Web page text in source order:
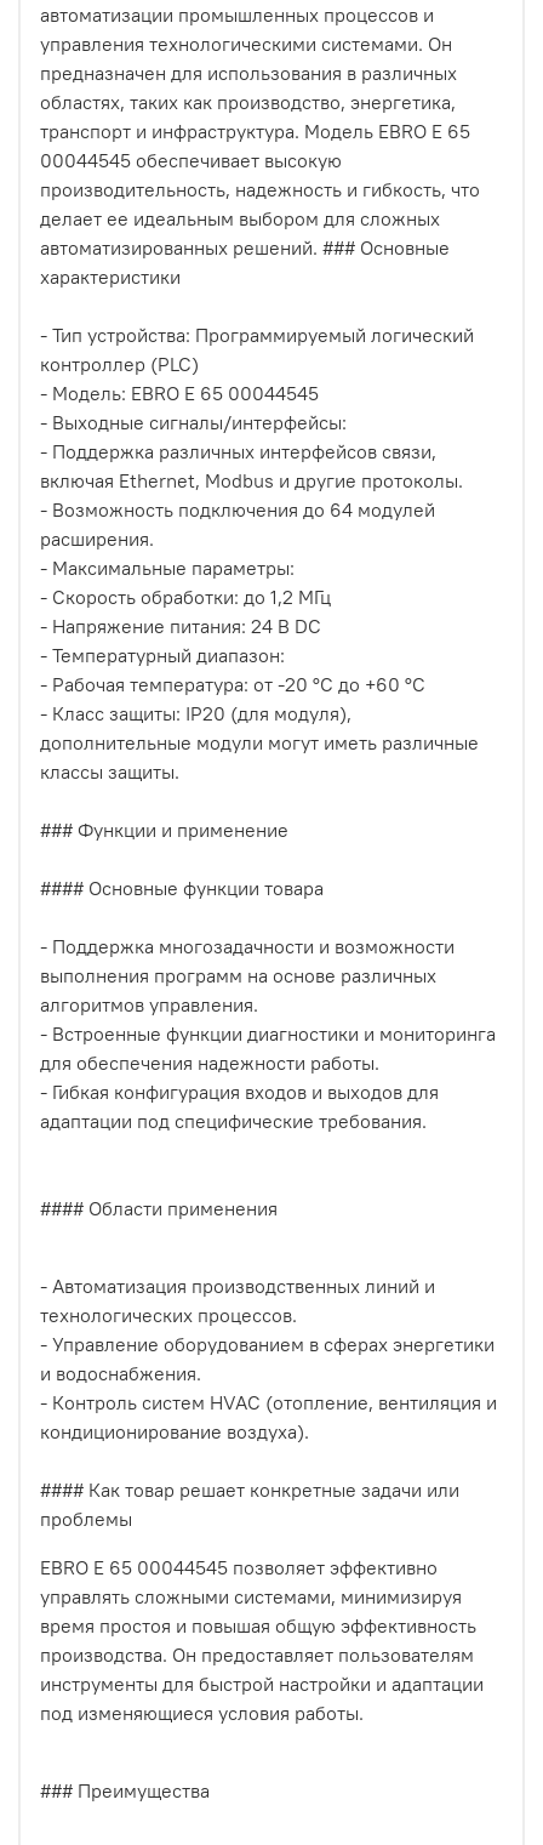
автоматизации промышленных процессов и
управления технологическими системами. Он
предназначен для использования в различных
областях, таких как производство, энергетика,
транспорт и инфраструктура. Модель EBRO E 65
00044545 обеспечивает высокую
производительность, надежность и гибкость, что
делает ее идеальным выбором для сложных
автоматизированных решений. ### Основные
характеристики
- Тип устройства: Программируемый логический
контроллер (PLC)
- Модель: EBRO E 65 00044545
- Выходные сигналы/интерфейсы:
- Поддержка различных интерфейсов связи,
включая Ethernet, Modbus и другие протоколы.
- Возможность подключения до 64 модулей
расширения.
- Максимальные параметры:
- Скорость обработки: до 1,2 МГц
- Напряжение питания: 24 В DC
- Температурный диапазон:
- Рабочая температура: от -20 °C до +60 °C
- Класс защиты: IP20 (для модуля),
дополнительные модули могут иметь различные
классы защиты.
### Функции и применение
#### Основные функции товара
- Поддержка многозадачности и возможности
выполнения программ на основе различных
алгоритмов управления.
- Встроенные функции диагностики и мониторинга
для обеспечения надежности работы.
- Гибкая конфигурация входов и выходов для
адаптации под специфические требования.
#### Области применения
- Автоматизация производственных линий и
технологических процессов.
- Управление оборудованием в сферах энергетики
и водоснабжения.
- Контроль систем HVAC (отопление, вентиляция и
кондиционирование воздуха).
#### Как товар решает конкретные задачи или
проблемы
EBRO E 65 00044545 позволяет эффективно
управлять сложными системами, минимизируя
время простоя и повышая общую эффективность
производства. Он предоставляет пользователям
инструменты для быстрой настройки и адаптации
под изменяющиеся условия работы.
### Преимущества